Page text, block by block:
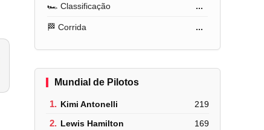
🏎️ Classificação ...
🏁 Corrida ...
Mundial de Pilotos
1. Kimi Antonelli 219
2. Lewis Hamilton 169